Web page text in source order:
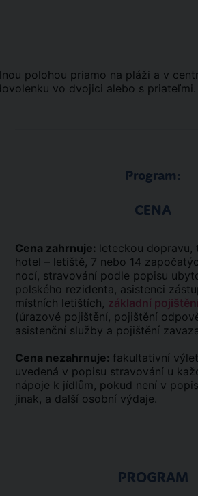
polohou priamo na pláži a v
vo dvojici alebo s priateľmi.
Program:
CENA
Cena zahrnuje: leteckou dopravu,
hotel – letiště, 7 nebo 14
nocí, stravování podle popisu
polského rezidenta, asistenci
místních letištích, základní
(úrazové pojištění, pojištění
asistenční služby a pojištění
Cena nezahrnuje: fakultativní
uvedená v popisu stravování u
nápoje k jídlům, pokud není v
jinak, a další osobní výdaje.
PROGRAM